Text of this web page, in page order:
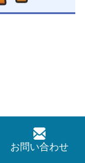
お問い合わせ